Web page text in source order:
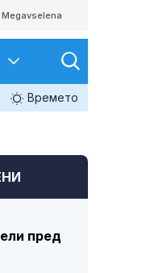
Megavselena
Времето
пред